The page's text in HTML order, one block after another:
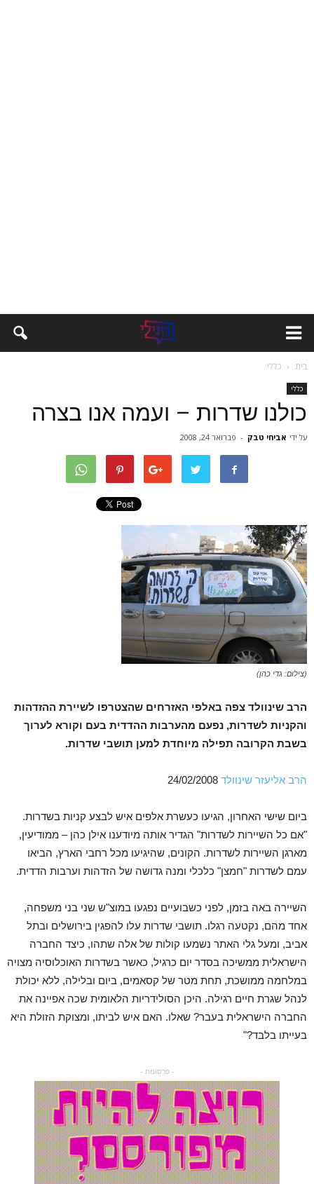
בית כללי
כללי
כולנו שדרות – ועמה אנו בצרה
על ידי אביחי טבק - פברואר 24, 2008
(צילום: גדי כהן)
הרב שינוולד צפה באלפי האזרחים שהצטרפו לשיירת ההזדהות
והקניות לשדרות, נפעם מהערבות ההדדית בעם וקורא לערוך
בשבת הקרובה תפילה מיוחדת למען תושבי שדרות.
הרב אליעזר שינוולד
ביום שישי האחרון, הגיעו כעשרת אלפים איש לבצע קניות בשדרות.
"אם כל השיירות לשדרות" הגדיר אותה מיודענו אילן כהן – ממודיעין,
מארגן השיירות לשדרות. הקונים, שהיגיעו מכל רחבי הארץ, הביאו
עמם לשדרות "חמצן" כלכלי ומנה גדושה של הזדהות וערבות הדדית.
השיירה באה בזמן, לפני כשבועיים נפגעו במוצ"ש שני בני משפחה,
אחד מהם, נקטעה רגלו. תושבי שדרות עלו להפגין בירושלים ובתל
אביב, ומעל גלי האתר נשמעו קולות של אלה שתהו, כיצד החברה
הישראלית ממשיכה בסדר יום כרגיל, כאשר בשדרות האוכלוסיה מצויה
במלחמה ממושכת, תחת מטר של קסאמים, ביום ובלילה, ללא יכולת
לנהל שגרת חיים רגילה. היכן הסולידריות הלאומית שכה אפיינה את
החברה הישראלית בעבר? שאלו. האם איש לביתו, ומצוקת הזולת היא
בעייתו בלבד?"
- פרסומת -